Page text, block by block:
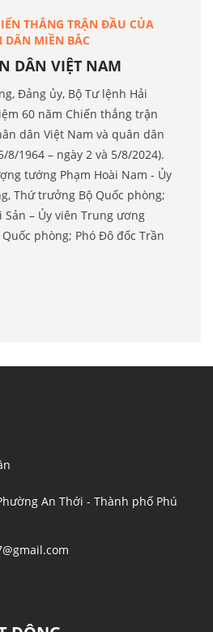
THẮNG TRẬN ĐẦU CỦA
DÂN MIỀN BẮC
DÂN VIỆT NAM
Đảng ủy, Bộ Tư lệnh Hải
60 năm Chiến thắng trận
dân Việt Nam và quân dân
8/1964 – ngày 2 và 5/8/2024).
tướng Phạm Hoài Nam - Ủy
Thứ trưởng Bộ Quốc phòng;
– Ủy viên Trung ương
phòng; Phó Đô đốc Trần
An Thới - Thành phố Phú